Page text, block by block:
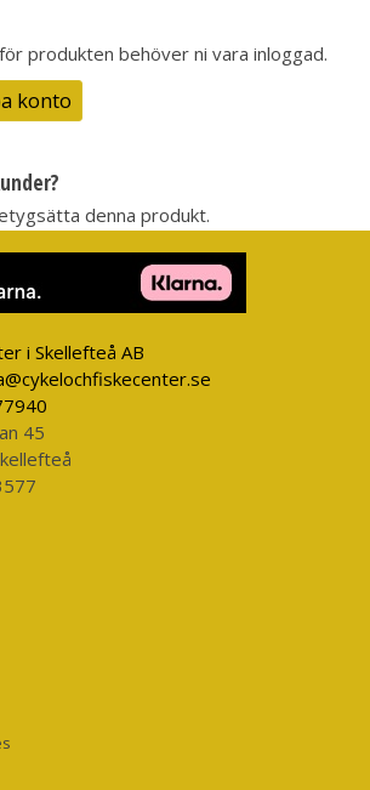
produkten behöver ni vara inloggad.
konto
denna produkt.
i Skellefteå AB
45